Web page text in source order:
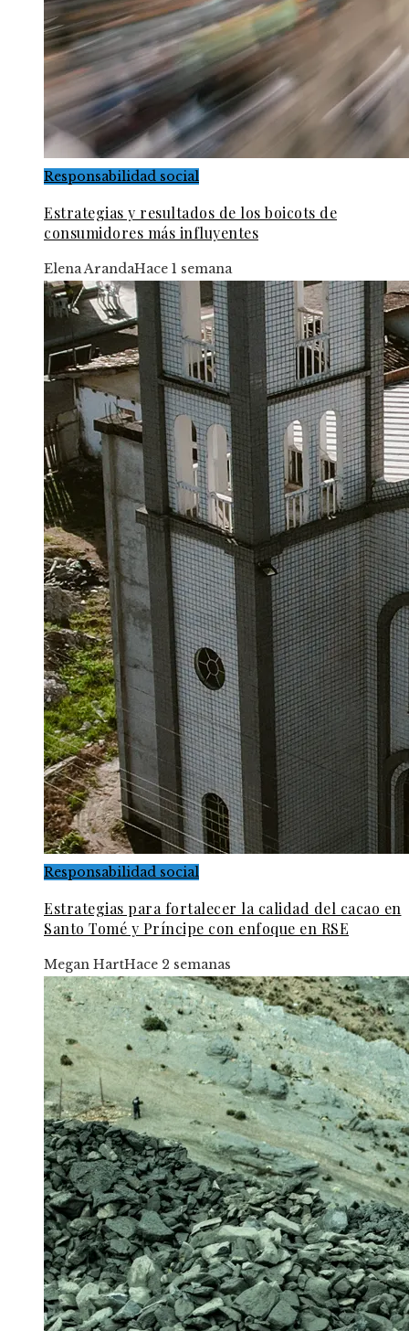
Responsabilidad social
Estrategias y resultados de los boicots de
consumidores más influyentes
Elena ArandaHace 1 semana
Responsabilidad social
Estrategias para fortalecer la calidad del cacao en
Santo Tomé y Príncipe con enfoque en RSE
Megan HartHace 2 semanas